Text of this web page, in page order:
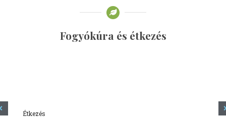
Fogyókúra és étkezés
Étkezés